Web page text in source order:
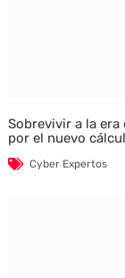
Sobrevivir a la
por el nuevo
Cyber Expertos